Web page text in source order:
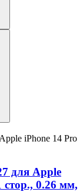
для Apple
0.26 мм,